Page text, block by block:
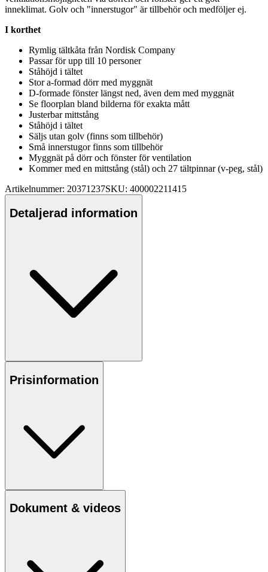
inneklimat. Golv och "innerstugor" är tillbehör och medföljer ej.
I korthet
Rymlig tältkåta från Nordisk Company
Passar för upp till 10 personer
Ståhöjd i tältet
Stor a-formad dörr med myggnät
D-formade fönster längst ned, även dem med myggnät
Se floorplan bland bilderna för exakta mått
Justerbar mittstång
Ståhöjd i tältet
Säljs utan golv (finns som tillbehör)
Små innerstugor finns som tillbehör
Myggnät på dörr och fönster för ventilation
Kommer med en mittstång (stål) och 27 tältpinnar (v-peg, stål)
Artikelnummer: 20371237SKU: 400002211415
Detaljerad information
Prisinformation
Dokument & videos